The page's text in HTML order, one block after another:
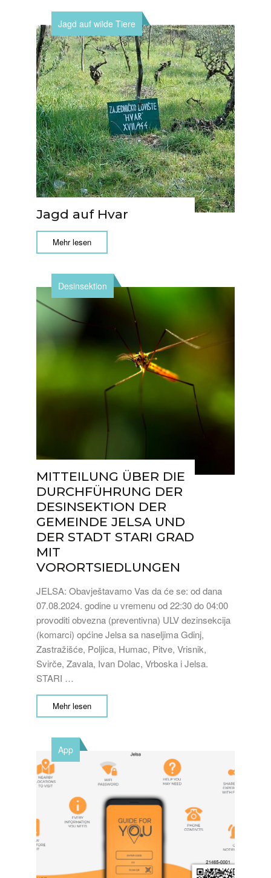
Jagd auf wilde Tiere
Jagd auf Hvar
Mehr lesen
Desinsektion
MITTEILUNG ÜBER DIE
DURCHFÜHRUNG DER
DESINSEKTION DER
GEMEINDE JELSA UND
DER STADT STARI GRAD
MIT
VORORTSIEDLUNGEN
JELSA: Obavještavamo Vas da će se: od dana
07.08.2024. godine u vremenu od 22:30 do 04:00
provoditi obvezna (preventivna) ULV dezinsekcija
(komarci) općine Jelsa sa naseljima Gdinj,
Zastražišće, Poljica, Humac, Pitve, Vrisnik,
Svirče, Zavala, Ivan Dolac, Vrboska i Jelsa.
STARI …
Mehr lesen
App